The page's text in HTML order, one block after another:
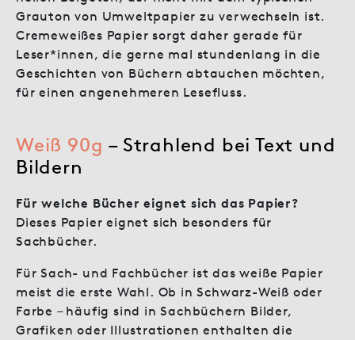
Grauton von Umweltpapier zu verwechseln ist.
Cremeweißes Papier sorgt daher gerade für
Leser*innen, die gerne mal stundenlang in die
Geschichten von Büchern abtauchen möchten,
für einen angenehmeren Lesefluss.
Weiß 90g – Strahlend bei Text und
Bildern
Für welche Bücher eignet sich das Papier?
Dieses Papier eignet sich besonders für
Sachbücher.
Für Sach- und Fachbücher ist das weiße Papier
meist die erste Wahl. Ob in Schwarz-Weiß oder
Farbe – häufig sind in Sachbüchern Bilder,
Grafiken oder Illustrationen enthalten die